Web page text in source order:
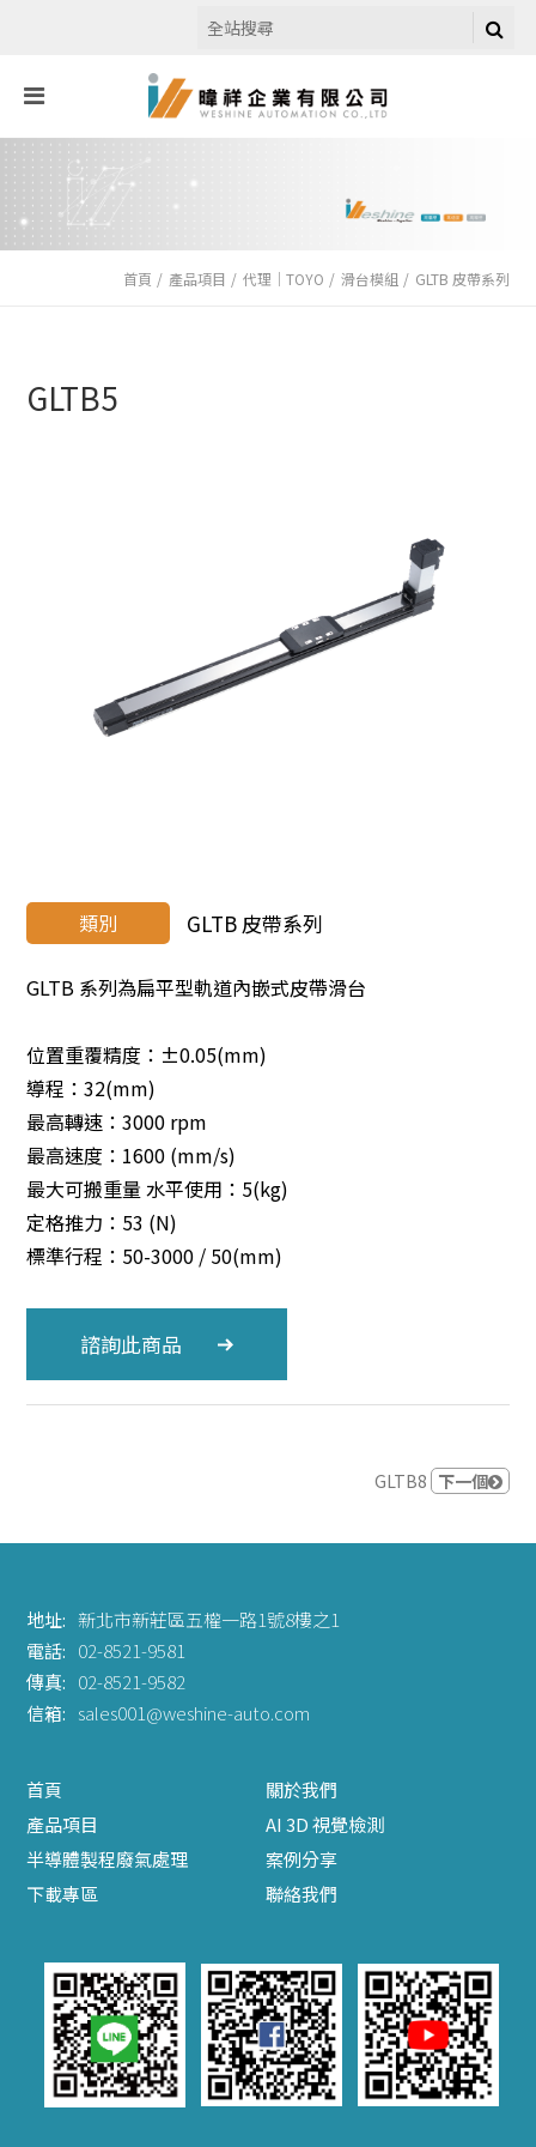
首頁 產品項目 代理｜TOYO 滑台模組 GLTB 皮帶系列
GLTB5
類別 GLTB 皮帶系列
GLTB 系列為扁平型軌道內嵌式皮帶滑台
位置重覆精度：±0.05(mm)
導程：32(mm)
最高轉速：3000 rpm
最高速度：1600 (mm/s)
最大可搬重量 水平使用：5(kg)
定格推力：53 (N)
標準行程：50-3000 / 50(mm)
諮詢此商品
GLTB8 下一個
地址: 新北市新莊區五權一路1號8樓之1
電話: 02-8521-9581
傳真: 02-8521-9582
信箱: sales001@weshine-auto.com
首頁
關於我們
產品項目
AI 3D 視覺檢測
半導體製程廢氣處理
案例分享
下載專區
聯絡我們